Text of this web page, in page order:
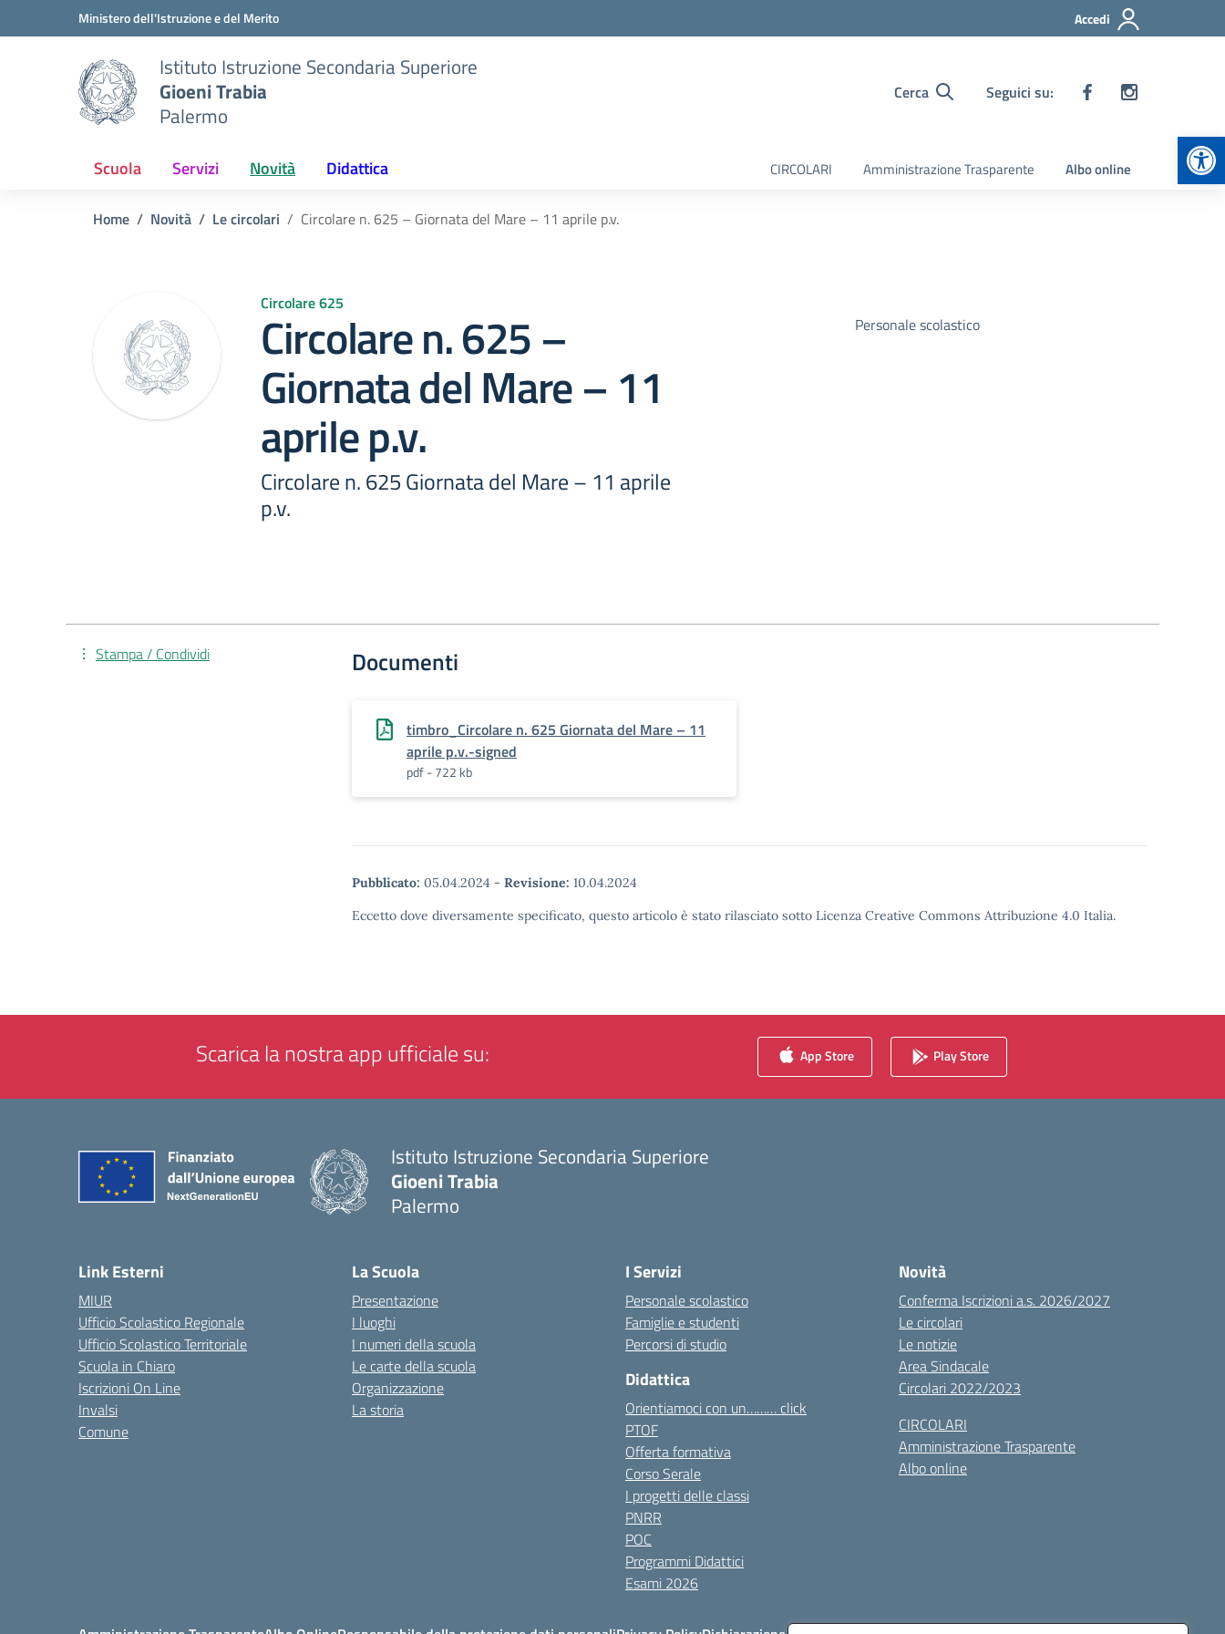
Vai ai contenuti
Vai al menu di navigazioneMinistero dell'Istruzione e del Merito Accedi
Istituto Istruzione Secondaria Superiore
Gioeni Trabia
Palermo
Cerca Seguici su:
Scuola Servizi Novità Didattica CIRCOLARI Amministrazione Trasparente Albo online
Home Novità Le circolari Circolare n. 625 – Giornata del Mare – 11 aprile p.v.
Circolare 625
Circolare n. 625 –
Giornata del Mare – 11
aprile p.v.
Circolare n. 625 Giornata del Mare – 11 aprile
p.v.
Personale scolastico
Documenti
timbro_Circolare n. 625 Giornata del Mare – 11
aprile p.v.-signed
pdf - 722 kb
Pubblicato: 05.04.2024 - Revisione: 10.04.2024
Eccetto dove diversamente specificato, questo articolo è stato rilasciato sotto Licenza Creative Commons Attribuzione 4.0 Italia.
Stampa / Condividi
Scarica la nostra app ufficiale su: App Store Play Store
Istituto Istruzione Secondaria Superiore
Gioeni Trabia
Palermo
Link Esterni
MIUR
Ufficio Scolastico Regionale
Ufficio Scolastico Territoriale
Scuola in Chiaro
Iscrizioni On Line
Invalsi
Comune
La Scuola
Presentazione
I luoghi
I numeri della scuola
Le carte della scuola
Organizzazione
La storia
I Servizi
Personale scolastico
Famiglie e studenti
Percorsi di studio
Didattica
Orientiamoci con un……… click
PTOF
Offerta formativa
Corso Serale
I progetti delle classi
PNRR
POC
Programmi Didattici
Esami 2026
Novità
Conferma Iscrizioni a.s. 2026/2027
Le circolari
Le notizie
Area Sindacale
Circolari 2022/2023
CIRCOLARI
Amministrazione Trasparente
Albo online